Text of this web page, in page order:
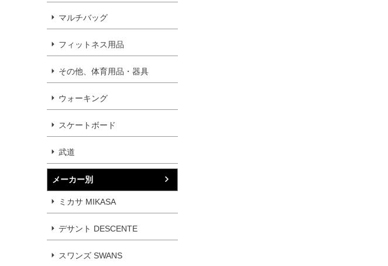
マルチバッグ
フィットネス用品
その他、体育用品・器具
ウォーキング
スケートボード
武道
メーカー別
ミカサ MIKASA
デサント DESCENTE
スワンズ SWANS